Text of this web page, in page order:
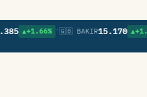
▲+1.66% •🇬🇧 BAKIR15.170 ▲+1.07%